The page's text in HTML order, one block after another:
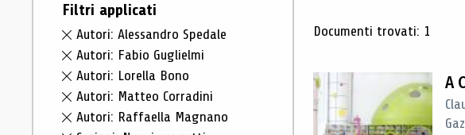
Filtri applicati
Autori: Alessandro Spedale
Autori: Fabio Guglielmi
Autori: Lorella Bono
Autori: Matteo Corradini
Autori: Raffaella Magnano
Risultati di
Documenti trovati: 1
A